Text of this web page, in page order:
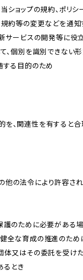
ショップの規約、ポリ
規約等の変更などを通
新サービスの開発等に役
て、個別を識別できな
する目的のため
を、関連性を有すると
他の法令により許容さ
護のために必要があ
全な育成の推進のた
体又はその委託を受
るとき